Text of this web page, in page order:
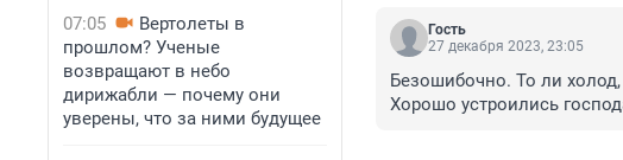
07:05
Вертолеты в
прошлом? Ученые
возвращают в небо
дирижабли — почему они
уверены, что за ними будущее
Гость
27 декабря 2023, 23:05
Безошибочно. То ли
Хорошо устроились